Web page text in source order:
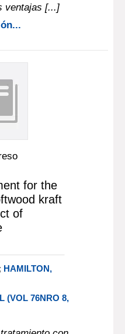
ventajas [...]
for the
kraft
of
HAMILTON,
(VOL 76NRO 8,